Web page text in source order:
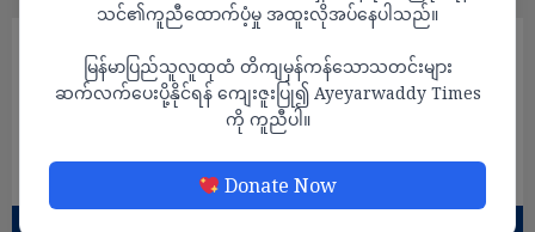
သင်၏ကူညီထောက်ပံ့မှု အထူးလိုအပ်နေပါသည်။
မြန်မာပြည်သူလူထုထံ တိကျမှန်ကန်သောသတင်းများ
ဆက်လက်ပေးပို့နိုင်ရန် ကျေးဇူးပြု၍ Ayeyarwaddy Times
ကို ကူညီပါ။
Donate Now
ရာနှုန်းပြည့်စကောလားရှစ်ရနိုင်မည့် ထိုင်း
တက္ကသိုလ်ပေါင်းစုံပညာရေးပြပွဲကျင်းပမည်
ADMIN